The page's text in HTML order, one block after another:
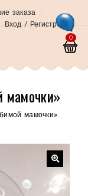
заказа
Вход / Регистрация
0
мамочки»
мамочки»